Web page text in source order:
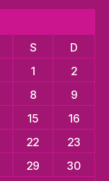
S
D
1
2
8
9
15
16
22
23
29
30